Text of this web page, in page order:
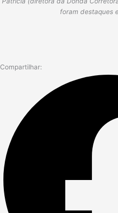
foram destaques
Compartilhar: